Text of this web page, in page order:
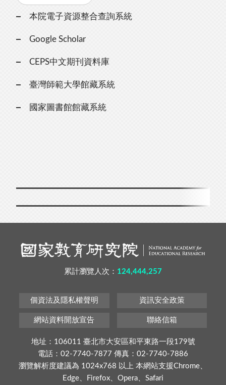
本院電子資源整合查詢系統
Google Scholar
CEPS中文期刊資料庫
臺灣師範大學館藏系統
國家圖書館館藏系統
累計瀏覽人次： 124,444,257
個資法及隱私權聲明 資訊安全政策
網站資料開放宣告 聯絡信箱
地址：106011 臺北市大安區和平東路一段179號
電話：02-7740-7877 傳真：02-7740-7886
瀏覽解析度建議為 1024x768 以上 本網站支援Chrome、
Edge、Firefox、Opera、Safari